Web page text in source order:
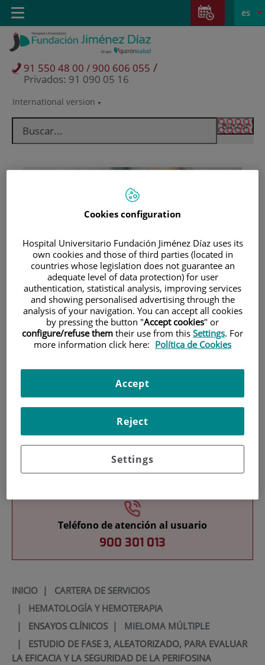
Saltar al contenido
Saltar
contenido
Selector
idioma
activo
es
International version
91 550 48 00 / 900 606 055 /
Privados: 91 090 05 16
Toggle
navigation
Pacientes y visitantes
Teléfono de atención al usuario
900 301 013
INICIO| CARTERA DE SERVICIOS
| HEMATOLOGÍA Y HEMOTERAPIA
| ENSAYOS CLÍNICOS| MIELOMA MÚLTIPLE
| ESTUDIO DE FASE 3, ALEATORIZADO, PARA EVALUAR
LA EFICACIA Y LA SEGURIDAD DE LA PERIFOSINA
Cookies configuration
Hospital Universitario Fundación Jiménez Díaz uses its
own cookies and those of third parties (located in
countries whose legislation does not guarantee an
adequate level of data protection) for user
authentication, statistical analysis, improving services
and showing personalised advertising through the
analysis of your navigation. You can accept all cookies
by pressing the button "Accept cookies" or
configure/refuse them their use from this Settings. For
more information click here: Política de Cookies
Settings
Reject
Accept